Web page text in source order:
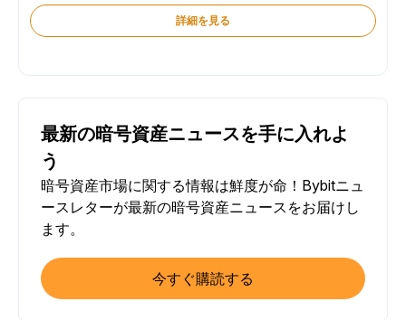
詳細を見る
最新の暗号資産ニュースを手に入れよ
う
暗号資産市場に関する情報は鮮度が命！Bybitニュ
ースレターが最新の暗号資産ニュースをお届けし
ます。
今すぐ購読する